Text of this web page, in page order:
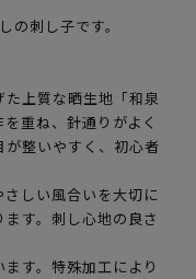
の刺し子です。
上質な晒生地「和泉
重ね、針通りがよく
整いやすく、初心者
しい風合いを大切に
す。刺し心地の良さ
す。特殊加工により